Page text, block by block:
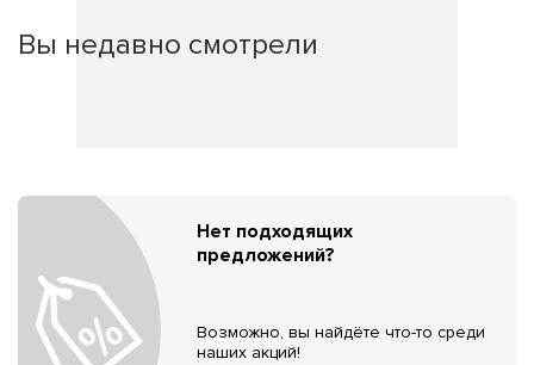
Вы недавно смотрели
Нет подходящих
предложений?
Возможно, вы найдёте что-то среди
наших акций!